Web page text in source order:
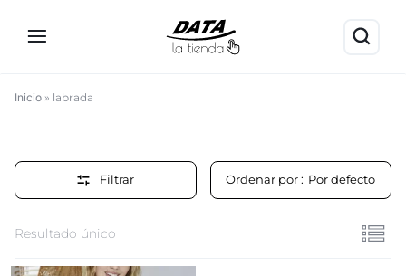
Inicio » labrada
labrada
Filtrar Ordenar por : Por defecto
Resultado único